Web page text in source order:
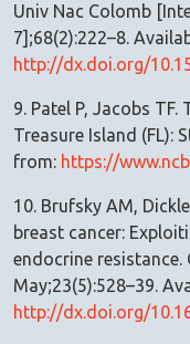
Univ Nac Colomb
7];68(2):222–8.
http://dx.doi.org/
9. Patel P, Jacobs
Treasure Island (FL):
from: https://
10. Brufsky AM,
breast cancer:
endocrine
May;23(5):528–39.
http://dx.doi.org/